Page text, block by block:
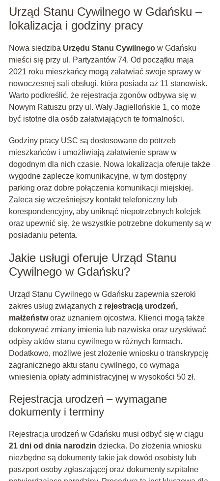
Urząd Stanu Cywilnego w Gdańsku –
lokalizacja i godziny pracy
Nowa siedziba Urzędu Stanu Cywilnegow Gdańsku
mieści się przy ul. Partyzantów 74. Od początku maja
2021 roku mieszkańcy mogą załatwiać swoje sprawy w
nowoczesnej sali obsługi, która posiada aż 11 stanowisk.
Warto podkreślić, że rejestracja zgonów odbywa się w
Nowym Ratuszu przy ul. Wały Jagiellońskie 1, co może
być istotne dla osób załatwiających te formalności.
Godziny pracy USC są dostosowane do potrzeb
mieszkańców i umożliwiają załatwienie spraw w
dogodnym dla nich czasie. Nowa lokalizacja oferuje także
wygodne zaplecze komunikacyjne, w tym dostępny
parking oraz dobre połączenia komunikacji miejskiej.
Zaleca się wcześniejszy kontakt telefoniczny lub
korespondencyjny, aby uniknąć niepotrzebnych kolejek
oraz upewnić się, że wszystkie potrzebne dokumenty są w
posiadaniu petenta.
Jakie usługi oferuje Urząd Stanu
Cywilnego w Gdańsku?
Urząd Stanu Cywilnego w Gdańsku zapewnia szeroki
zakres usług związanych z rejestracją urodzeń,
małżeństworaz uznaniem ojcostwa. Klienci mogą także
dokonywać zmiany imienia lub nazwiska oraz uzyskiwać
odpisy aktów stanu cywilnego w różnych formach.
Dodatkowo, możliwe jest złożenie wniosku o transkrypcję
zagranicznego aktu stanu cywilnego, co wymaga
wniesienia opłaty administracyjnej w wysokości 50 zł.
Rejestracja urodzeń – wymagane
dokumenty i terminy
Rejestracja urodzeń w Gdańsku musi odbyć się w ciągu
21 dni od dnia narodzin dziecka. Do złożenia wniosku
niezbędne są dokumenty takie jak dowód osobisty lub
paszport osoby zgłaszającej oraz dokumenty szpitalne